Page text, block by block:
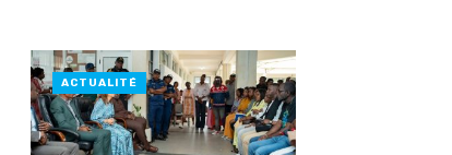
ACTUALITÉ